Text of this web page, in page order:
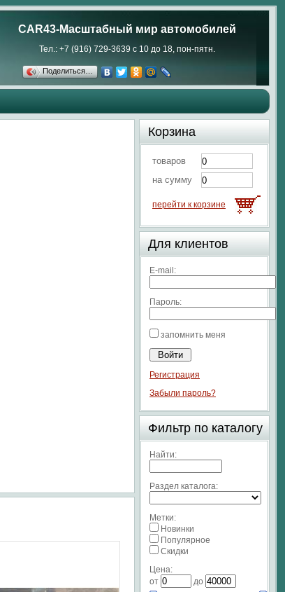
CAR43-Масштабный мир автомобилей
Тел.: +7 (916) 729-3639 с 10 до 18, пон-пятн.
Поделиться…
Корзина
товаров
на сумму
перейти к корзине
Для клиентов
E-mail:
Пароль:
запомнить меня
Регистрация
Забыли пароль?
Фильтр по каталогу
Найти:
Раздел каталога:
Метки:
Новинки
Популярное
Скидки
Цена:
от
до